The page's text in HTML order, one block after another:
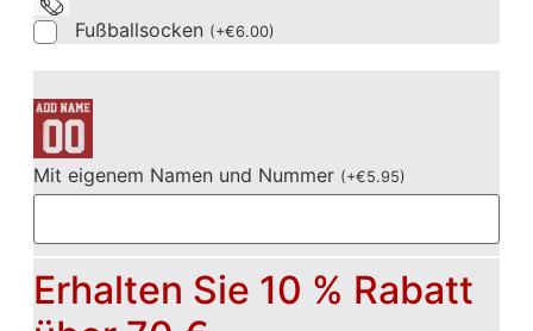
Fußballsocken (+€6.00)
Mit eigenem Namen und Nummer (+€5.95)
Erhalten Sie 10 % Rabatt